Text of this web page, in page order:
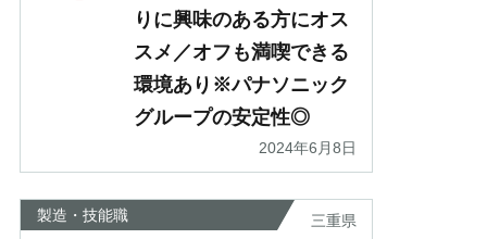
りに興味のある方にオス
スメ／オフも満喫できる
環境あり※パナソニック
グループの安定性◎
2024年6月8日
製造・技能職 三重県